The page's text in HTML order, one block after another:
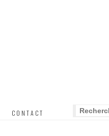
CONTACT